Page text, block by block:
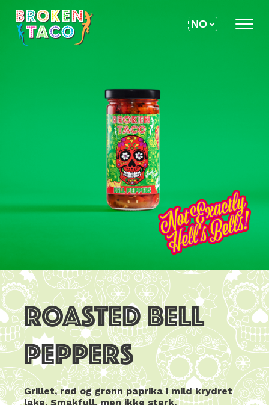
ROASTED BELL
PEPPERS
Grillet, rød og grønn paprika i mild krydret
lake. Smakfull, men ikke sterk.